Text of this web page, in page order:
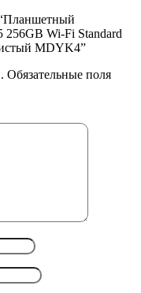
256GB Wi-Fi Standard
MDYK4”
Обязательные поля